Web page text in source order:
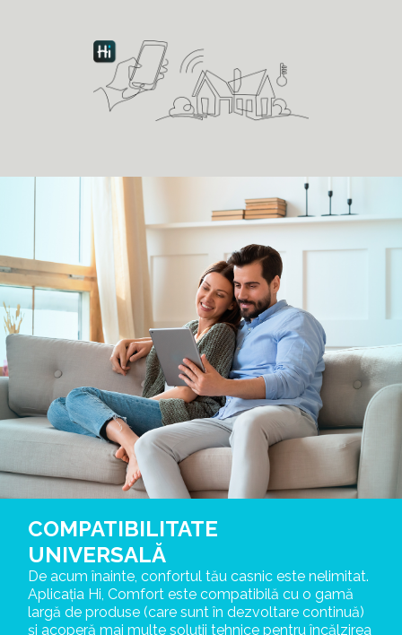
COMPATIBILITATE
UNIVERSALĂ
De acum înainte, confortul tău casnic este nelimitat.
Aplicația Hi, Comfort este compatibilă cu o gamă
largă de produse (care sunt în dezvoltare continuă)
și acoperă mai multe soluții tehnice pentru încălzirea